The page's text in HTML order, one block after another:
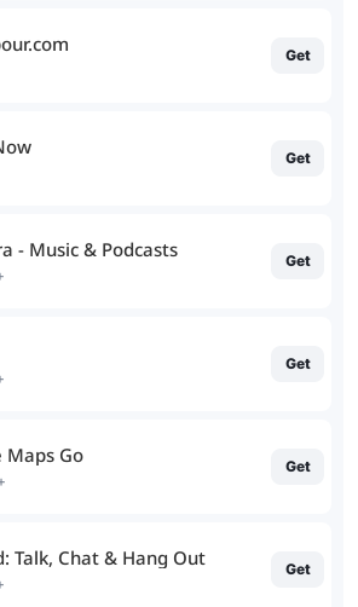
Get
Get
- Music & Podcasts Get
Get
Maps Go Get
Talk, Chat & Hang Out Get